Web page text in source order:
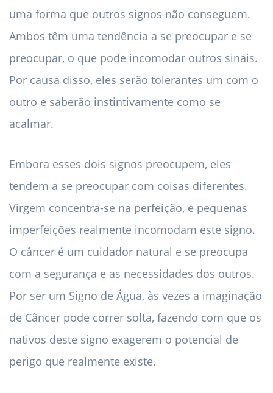
uma forma que outros signos não conseguem.
Ambos têm uma tendência a se preocupar e se
preocupar, o que pode incomodar outros sinais.
Por causa disso, eles serão tolerantes um com o
outro e saberão instintivamente como se
acalmar.
Embora esses dois signos preocupem, eles
tendem a se preocupar com coisas diferentes.
Virgem concentra-se na perfeição, e pequenas
imperfeições realmente incomodam este signo.
O câncer é um cuidador natural e se preocupa
com a segurança e as necessidades dos outros.
Por ser um Signo de Água, às vezes a imaginação
de Câncer pode correr solta, fazendo com que os
nativos deste signo exagerem o potencial de
perigo que realmente existe.